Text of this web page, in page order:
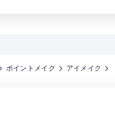
ポイントメイク アイメイク